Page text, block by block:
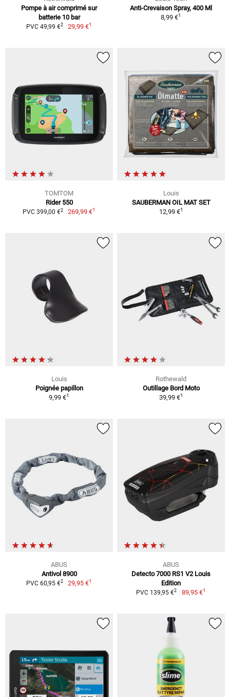
Pompe à air comprimé sur
batterie 10 bar
PVC 49,99 €2 29,99 €1
Anti-Crevaison Spray, 400 Ml
8,99 €1
TOMTOM
Rider 550
PVC 399,00 €2 269,99 €1
Louis
SAUBERMAN OIL MAT SET
12,99 €1
Louis
Poignée papillon
9,99 €1
Rothewald
Outillage Bord Moto
39,99 €1
ABUS
Antivol 8900
PVC 60,95 €2 29,95 €1
ABUS
Detecto 7000 RS1 V2 Louis
Edition
PVC 139,95 €2 89,95 €1